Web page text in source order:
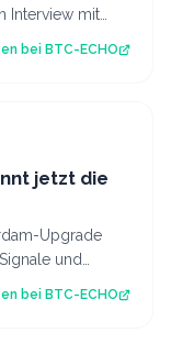
Interview mit
bei BTC-ECHO
jetzt die
Upgrade
und
bei BTC-ECHO